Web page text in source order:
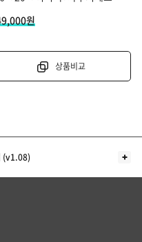
원
상품비교
(v1.08)